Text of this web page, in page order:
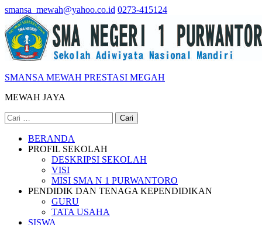
Lompat
konten
(Tekan
Enter)
smansa_mewah@yahoo.co.id 0273-415124
SMANSA MEWAH PRESTASI MEGAH
MEWAH JAYA
Cari
untuk:
BERANDA
PROFIL SEKOLAH
DESKRIPSI SEKOLAH
VISI
MISI SMA N 1 PURWANTORO
PENDIDIK DAN TENAGA KEPENDIDIKAN
GURU
TATA USAHA
SISWA